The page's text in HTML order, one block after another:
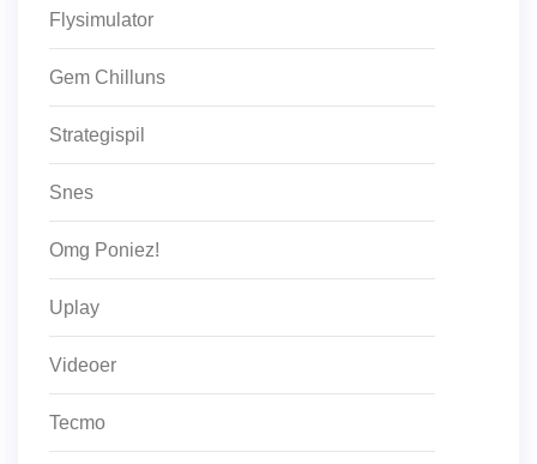
Flysimulator
Gem Chilluns
Strategispil
Snes
Omg Poniez!
Uplay
Videoer
Tecmo